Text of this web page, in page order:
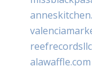
alawaffle.com